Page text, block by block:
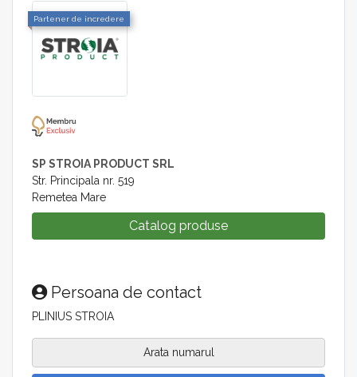
Partener de incredere
SP STROIA PRODUCT SRL
Str. Principala nr. 519
Remetea Mare
Catalog produse
Persoana de contact
PLINIUS STROIA
Arata numarul